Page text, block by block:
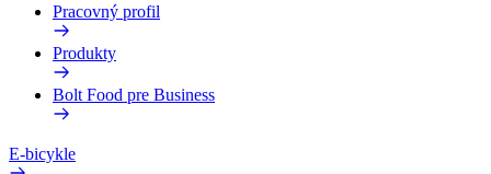
Pracovný profil
Produkty
Bolt Food pre Business
E-bicykle